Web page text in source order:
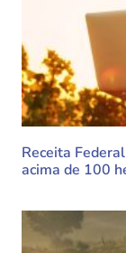
Receita
acima de 100